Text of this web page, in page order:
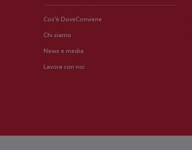
Cos'è DoveConviene
Chi siamo
News e media
Lavora con noi